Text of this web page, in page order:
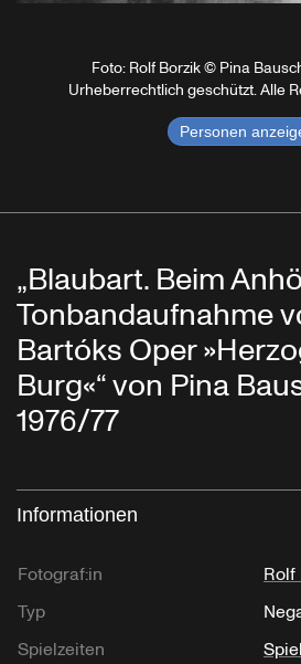
Foto: Rolf Borzik © Pina
Urheberrechtlich geschützt. Alle
Personen
„Blaubart. Beim
Tonbandaufnahme
Bartóks Oper
Burg«“ von Pina
1976/77
Informationen
Fotograf:in
Rolf
Typ
Spielzeiten